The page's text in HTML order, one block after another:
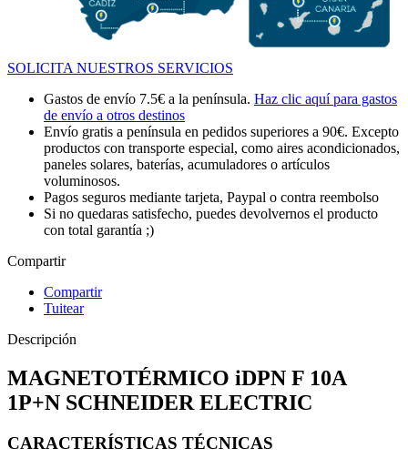
SOLICITA NUESTROS SERVICIOS
Gastos de envío 7.5€ a la península. Haz clic aquí para gastos
de envío a otros destinos
Envío gratis a península en pedidos superiores a 90€. Excepto
productos con transporte especial, como aires acondicionados,
paneles solares, baterías, acumuladores o artículos
voluminosos.
Pagos seguros mediante tarjeta, Paypal o contra reembolso
Si no quedaras satisfecho, puedes devolvernos el producto
con total garantía ;)
Compartir
Compartir
Tuitear
Descripción
MAGNETOTÉRMICO iDPN F 10A
1P+N SCHNEIDER ELECTRIC
CARACTERÍSTICAS TÉCNICAS